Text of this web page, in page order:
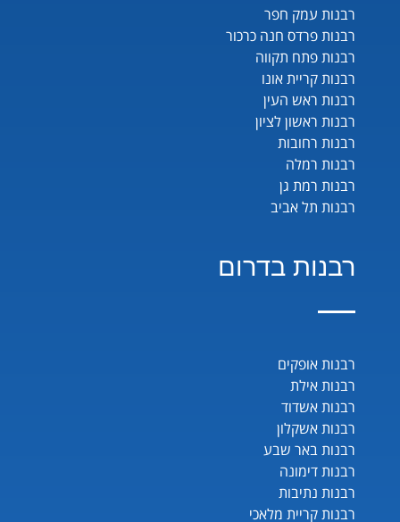
רבנות עמק חפר
רבנות פרדס חנה כרכור
רבנות פתח תקווה
רבנות קריית אונו
רבנות ראש העין
רבנות ראשון לציון
רבנות רחובות
רבנות רמלה
רבנות רמת גן
רבנות תל אביב
רבנות בדרום
רבנות אופקים
רבנות אילת
רבנות אשדוד
רבנות אשקלון
רבנות באר שבע
רבנות דימונה
רבנות נתיבות
רבנות קריית מלאכי